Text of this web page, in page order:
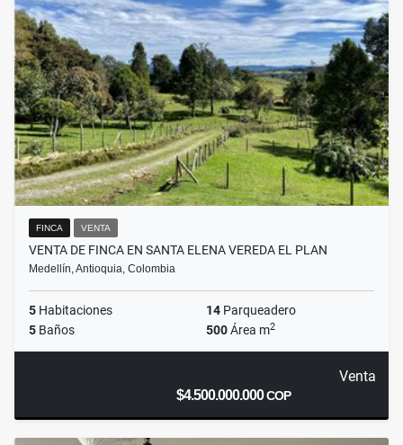
FINCA VENTA
VENTA DE FINCA EN SANTA ELENA VEREDA EL PLAN
Medellín, Antioquia, Colombia
5 Habitaciones 14 Parqueadero
5 Baños 500Área m2
Venta
$4.500.000.000COP